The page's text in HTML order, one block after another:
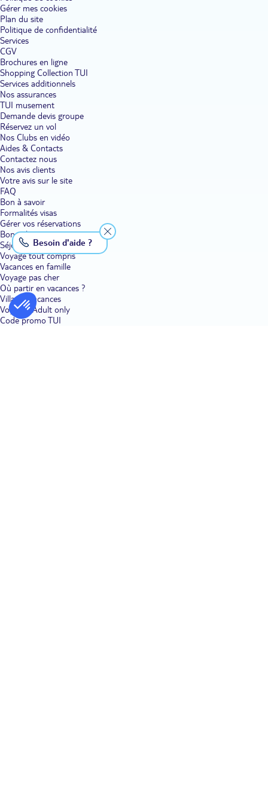
Gérer mes cookies
Plan du site
Politique de confidentialité
Services
CGV
Brochures en ligne
Shopping Collection TUI
Services additionnels
Nos assurances
TUI musement
Demande devis groupe
Réservez un vol
Nos Clubs en vidéo
Aides & Contacts
Contactez nous
Nos avis clients
Votre avis sur le site
FAQ
Bon à savoir
Formalités visas
Gérer vos réservations
Bons plans voyage
Séjour
Voyage tout compris
Vacances en famille
Voyage pas cher
Où partir en vacances ?
Villages vacances
Voyages Adult only
Code promo TUI
Besoin d'aide ?